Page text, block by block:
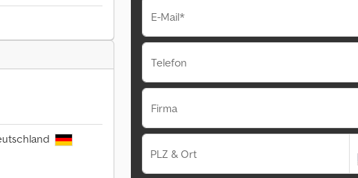
E-Mail*
Telefon
Firma
PLZ & Ort